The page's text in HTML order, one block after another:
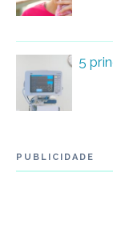
5
PUBLICIDADE